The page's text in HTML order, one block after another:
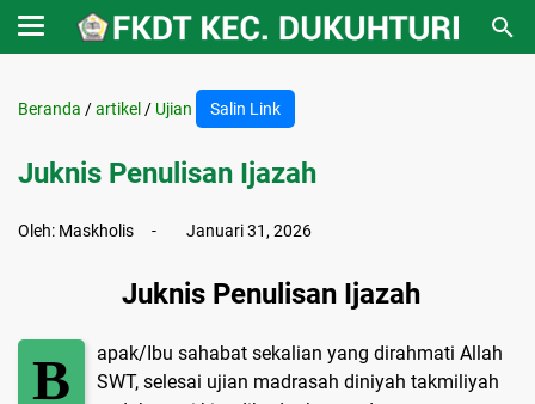
Beranda /artikel / Ujian Salin Link
Juknis Penulisan Ijazah
Oleh: Maskholis Januari 31, 2026
Juknis Penulisan Ijazah
B
apak/Ibu sahabat sekalian yang dirahmati Allah
SWT, selesai ujian madrasah diniyah takmiliyah